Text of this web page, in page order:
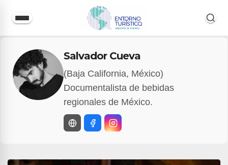
contenido
Salvador Cueva
(Baja California, México)
Documentalista de bebidas
regionales de México.